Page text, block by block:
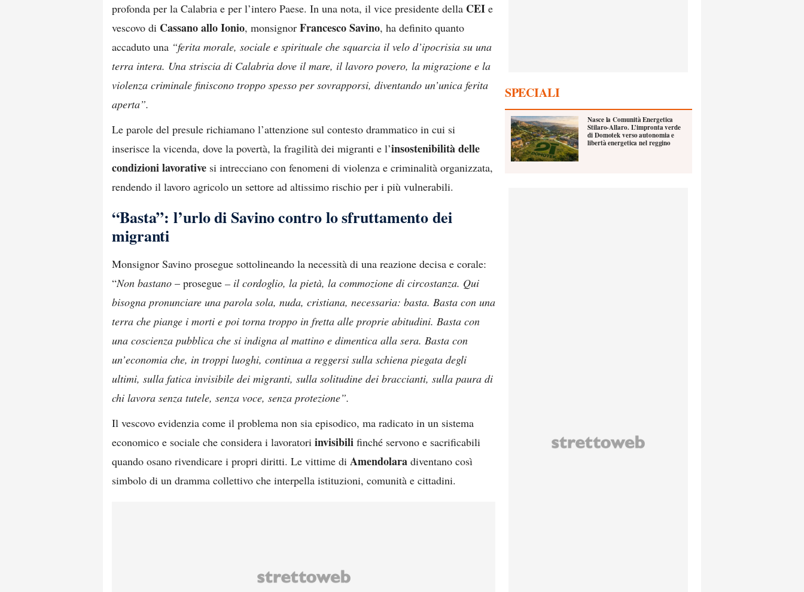
profonda per la Calabria e per l’intero Paese. In una nota, il vice presidente della CEI e
vescovo di Cassano allo Ionio, monsignor Francesco Savino, ha definito quanto
accaduto una “ferita morale, sociale e spirituale che squarcia il velo d’ipocrisia su una
terra intera. Una striscia di Calabria dove il mare, il lavoro povero, la migrazione e la
violenza criminale finiscono troppo spesso per sovrapporsi, diventando un’unica ferita
aperta”.
Le parole del presule richiamano l’attenzione sul contesto drammatico in cui si
inserisce la vicenda, dove la povertà, la fragilità dei migranti e l’insostenibilità delle
condizioni lavorative si intrecciano con fenomeni di violenza e criminalità organizzata,
rendendo il lavoro agricolo un settore ad altissimo rischio per i più vulnerabili.
“Basta”: l’urlo di Savino contro lo sfruttamento dei
migranti
Monsignor Savino prosegue sottolineando la necessità di una reazione decisa e corale:
“Non bastano – prosegue – il cordoglio, la pietà, la commozione di circostanza. Qui
bisogna pronunciare una parola sola, nuda, cristiana, necessaria: basta. Basta con una
terra che piange i morti e poi torna troppo in fretta alle proprie abitudini. Basta con
una coscienza pubblica che si indigna al mattino e dimentica alla sera. Basta con
un’economia che, in troppi luoghi, continua a reggersi sulla schiena piegata degli
ultimi, sulla fatica invisibile dei migranti, sulla solitudine dei braccianti, sulla paura di
chi lavora senza tutele, senza voce, senza protezione”.
Il vescovo evidenzia come il problema non sia episodico, ma radicato in un sistema
economico e sociale che considera i lavoratori invisibili finché servono e sacrificabili
quando osano rivendicare i propri diritti. Le vittime di Amendolara diventano così
simbolo di un dramma collettivo che interpella istituzioni, comunità e cittadini.
SPECIALI
Nasce la Comunità Energetica
Stilaro-Allaro. L’impronta verde
di Domotek verso autonomia e
libertà energetica nel reggino